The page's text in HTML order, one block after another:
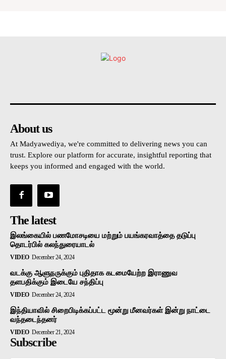
About us
At Madyawediya, we're committed to delivering news you can
trust. Explore our platform for accurate, insightful reporting that
keeps you informed and engaged with the world.
The latest
இலங்கையில் பணமோசடியை மற்றும் பயங்கரவாத்தை தடுப்பு
தொடர்பில் கலந்துரையாடல்
VIDEO December 24, 2024
வடக்கு ஆளுநருக்கும் புதிதாக கடமையேற்ற இராணுவ
தளபதிக்கும் இடையே சந்திப்பு
VIDEO December 24, 2024
இந்தியாவில் சிறைபிடிக்கப்பட்ட மூன்று மீனவர்கள் இன்று நாட்டை
வந்தடைந்தனர்
VIDEO December 21, 2024
Subscribe